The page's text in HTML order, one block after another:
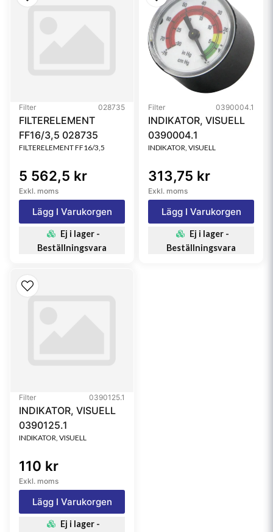
Filter 028735
FILTERELEMENT
FF16/3,5 028735
FILTERELEMENT FF16/3,5
5 562,5 kr
Exkl. moms
Lägg I Varukorgen
Ej i lager -
Beställningsvara
Filter 0390004.1
INDIKATOR, VISUELL
0390004.1
INDIKATOR, VISUELL
313,75 kr
Exkl. moms
Lägg I Varukorgen
Ej i lager -
Beställningsvara
Filter 0390125.1
INDIKATOR, VISUELL
0390125.1
INDIKATOR, VISUELL
110 kr
Exkl. moms
Lägg I Varukorgen
Ej i lager -